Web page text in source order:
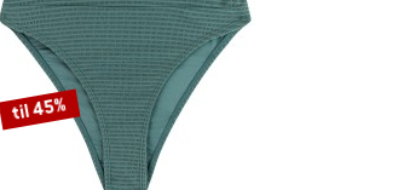
til 45%